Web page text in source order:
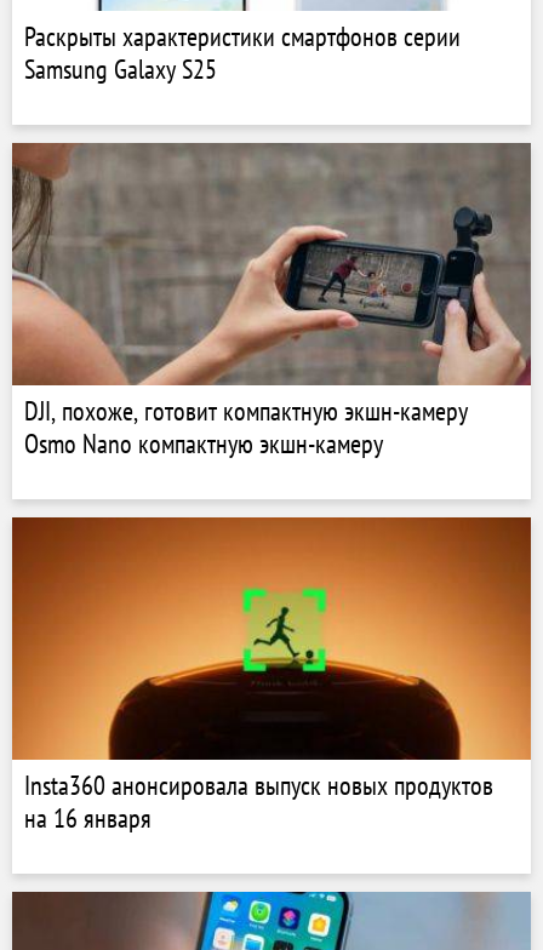
Раскрыты характеристики смартфонов серии
Samsung Galaxy S25
DJI, похоже, готовит компактную экшн-камеру
Osmo Nano компактную экшн-камеру
Insta360 анонсировала выпуск новых продуктов
на 16 января